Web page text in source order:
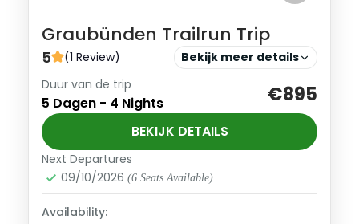
Graubünden Trailrun Trip
5 (1 Review) Bekijk meer details
Verken met ons het onbekende trailrun
mekka van Zwitserland: Graubünden.
Gevorderd
1-9 Personen
Duur van de trip
5 Dagen - 4 Nights €895
BEKIJK DETAILS
Next Departures
09/10/2026 (6 Seats Available)
Availability: